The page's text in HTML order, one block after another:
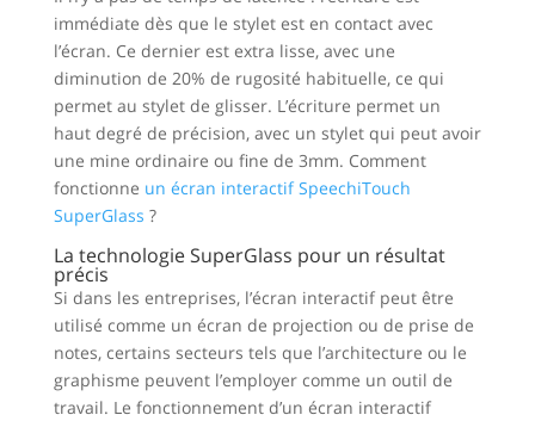
immédiate dès que le stylet est en contact avec
l’écran. Ce dernier est extra lisse, avec une
diminution de 20% de rugosité habituelle, ce qui
permet au stylet de glisser. L’écriture permet un
haut degré de précision, avec un stylet qui peut avoir
une mine ordinaire ou fine de 3mm. Comment
fonctionne un écran interactif SpeechiTouch
SuperGlass ?
La technologie SuperGlass pour un résultat
précis
Si dans les entreprises, l’écran interactif peut être
utilisé comme un écran de projection ou de prise de
notes, certains secteurs tels que l’architecture ou le
graphisme peuvent l’employer comme un outil de
travail. Le fonctionnement d’un écran interactif